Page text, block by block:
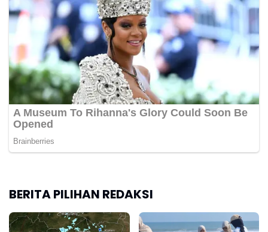
BERITA PILIHAN REDAKSI